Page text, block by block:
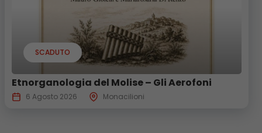
SCADUTO
Etnorganologia del Molise – Gli Aerofoni
6 Agosto 2026 Monacilioni